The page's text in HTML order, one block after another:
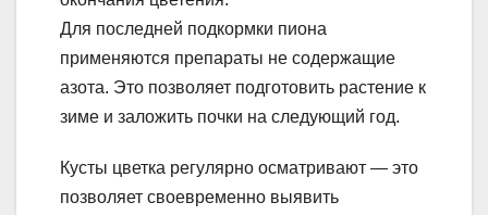
Для последней подкормки пиона
применяются препараты не содержащие
азота. Это позволяет подготовить растение к
зиме и заложить почки на следующий год.
Кусты цветка регулярно осматривают — это
позволяет своевременно выявить